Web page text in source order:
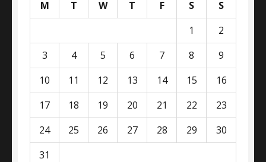
M T W T F S
S
1
2
3
4 5 6 7 8
9
10
11 12 13 14 15
16
17
18 19 20 21 22
23
24
25 26 27 28 29
30
31